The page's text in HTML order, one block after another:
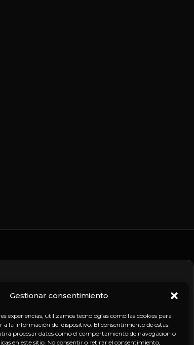
Gestionar consentimiento
experiencias, utilizamos tecnologías como las cookies para
a la información del dispositivo. El consentimiento de estas
procesar datos como el comportamiento de navegación o
en este sitio. No consentir o retirar el consentimiento,